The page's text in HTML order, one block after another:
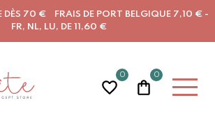
DÈS 70 € FRAIS DE PORT BELGIQUE 7,10 € -
FR, NL, LU, DE 11,60 €
0 0